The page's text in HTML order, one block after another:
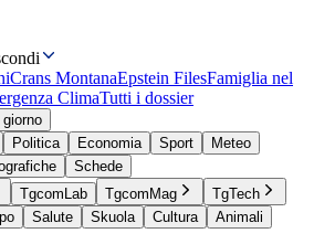
Crans MontanaEpstein FilesFamiglia nel
ClimaTutti i dossier
Politica Economia Sport
Meteo
Schede
TgcomLab TgcomMag
TgTech
Salute Skuola Cultura
Animali